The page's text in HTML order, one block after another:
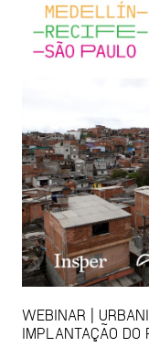
WEBINAR |
IMPLANTAÇÃO DO